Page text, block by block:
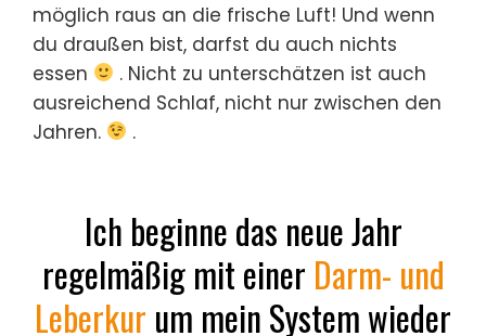
möglich raus an die frische Luft! Und wenn
du draußen bist, darfst du auch nichts
essen
. Nicht zu unterschätzen ist auch
ausreichend Schlaf, nicht nur zwischen den
Jahren.
.
Ich beginne das neue Jahr
regelmäßig mit einer Darm- und
Leberkur um mein System wieder